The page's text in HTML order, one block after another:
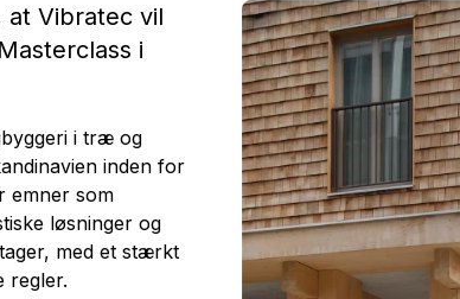
at Vibratec vil
i
i træ og
inden for
emner som
løsninger og
med et stærkt
regler.